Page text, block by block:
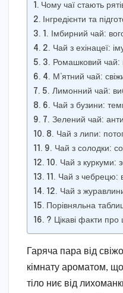
Чому чаї стають
Інгредієнти та
1. Імбирний чай:
2. Чай з ехінацеї:
3. Ромашковий чай:
4. М’ятний чай:
5. Лимонний чай:
6. Чай з бузини:
7. Зелений чай:
8. Чай з липи:
9. Чай з солодки:
10. Чай з куркуми:
11. Чай з чебрецю:
12. Чай з
Порівняльна
? Цікаві факти про
Гаряча пара від
кімнату ароматом,
тіло ниє від